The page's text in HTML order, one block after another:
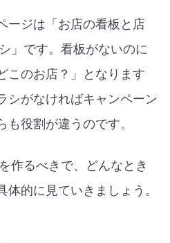
ージは「お店の看板と店
」です。看板がないのに
このお店？」となります
シがなければキャンペーン
役割が違うのです。
作るべきで、どんなとき
的に見ていきましょう。